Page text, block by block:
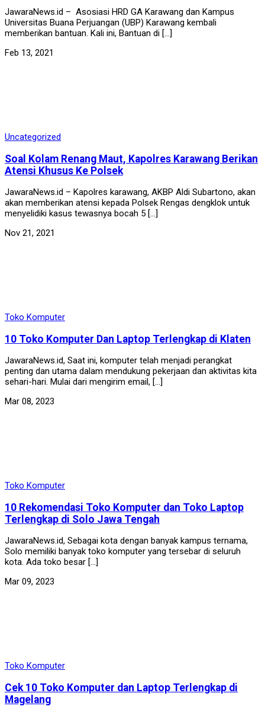
JawaraNews.id – Asosiasi HRD GA Karawang dan Kampus
Universitas Buana Perjuangan (UBP) Karawang kembali
memberikan bantuan. Kali ini, Bantuan di […]
Feb 13, 2021
Uncategorized
Soal Kolam Renang Maut, Kapolres Karawang Berikan
Atensi Khusus Ke Polsek
JawaraNews.id – Kapolres karawang, AKBP Aldi Subartono, akan
akan memberikan atensi kepada Polsek Rengas dengklok untuk
menyelidiki kasus tewasnya bocah 5 […]
Nov 21, 2021
Toko Komputer
10 Toko Komputer Dan Laptop Terlengkap di Klaten
JawaraNews.id, Saat ini, komputer telah menjadi perangkat
penting dan utama dalam mendukung pekerjaan dan aktivitas kita
sehari-hari. Mulai dari mengirim email, […]
Mar 08, 2023
Toko Komputer
10 Rekomendasi Toko Komputer dan Toko Laptop
Terlengkap di Solo Jawa Tengah
JawaraNews.id, Sebagai kota dengan banyak kampus ternama,
Solo memiliki banyak toko komputer yang tersebar di seluruh
kota. Ada toko besar […]
Mar 09, 2023
Toko Komputer
Cek 10 Toko Komputer dan Laptop Terlengkap di
Magelang